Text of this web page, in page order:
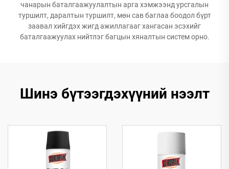
чанарын баталгаажуулалтын арга хэмжээнд урсгалын
туршилт, даралтын туршилт, мөн сав баглаа боодол бүрт
заавал хийгдэх жигд ажиллагааг хангасан эсэхийг
баталгаажуулах нийтлэг багцын хяналтын систем орно.
Шинэ бүтээгдэхүүний нээлт